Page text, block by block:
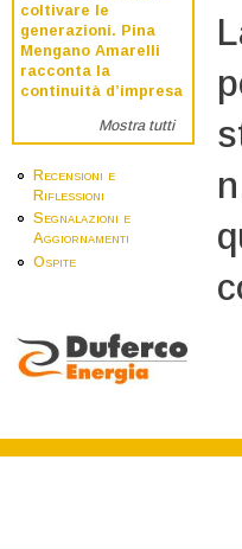
coltivare le
generazioni. Pina
Mengano Amarelli
racconta la
continuità d’impresa
Mostra tutti
Recensioni e
Riflessioni
Segnalazioni e
Aggiornamenti
Ospite